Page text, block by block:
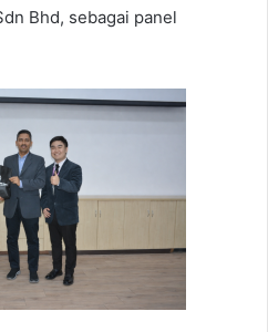
Bhd, sebagai panel